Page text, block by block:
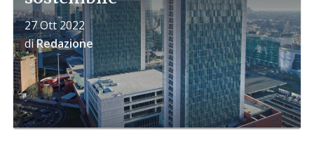
27 Ott 2022
diRedazione